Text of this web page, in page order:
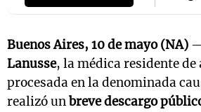
Buenos Aires, 10 de mayo (NA)
Lanusse, la médica residente
procesada en la denominada
realizó unbreve descargo